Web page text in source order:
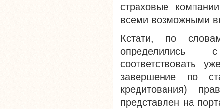
страховые
всеми возможными
Кстати, по
соответствовать
завершение по
кредитования)
представлен на